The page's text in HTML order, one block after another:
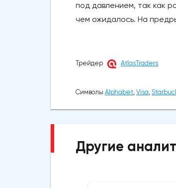
под давлением, так как
чем ожидалось. На
Трейдер AtlasTraders
Символы Alphabet, Visa,
Другие